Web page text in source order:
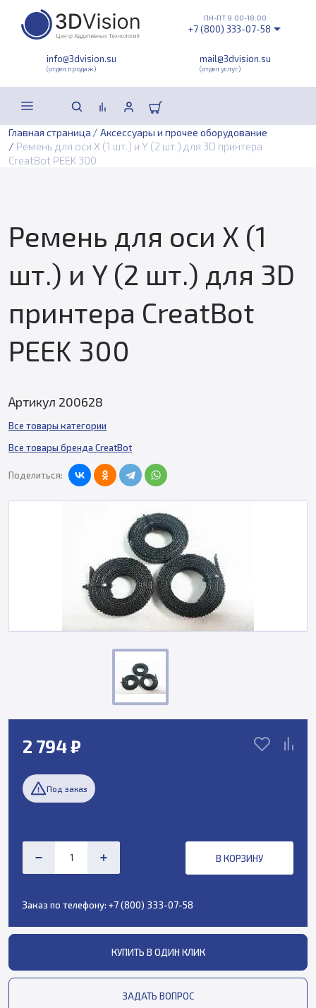
info@3dvision.su
(отдел продаж)
mail@3dvision.su
(отдел услуг)
ПН-ПТ 9:00-18:00
+7 (800) 333-07-58
Главная страница / Аксессуары и прочее оборудование
/ Ремень для оси X (1 шт.) и Y (2 шт.) для 3D принтера
CreatBot PEEK 300
Ремень для оси X (1
шт.) и Y (2 шт.) для 3D
принтера CreatBot
PEEK 300
Артикул 200628
Все товары категории
Все товары бренда CreatBot
Поделиться:
2 794 ₽
Под заказ
В КОРЗИНУ
Заказ по телефону: +7 (800) 333-07-58
КУПИТЬ В ОДИН КЛИК
ЗАДАТЬ ВОПРОС